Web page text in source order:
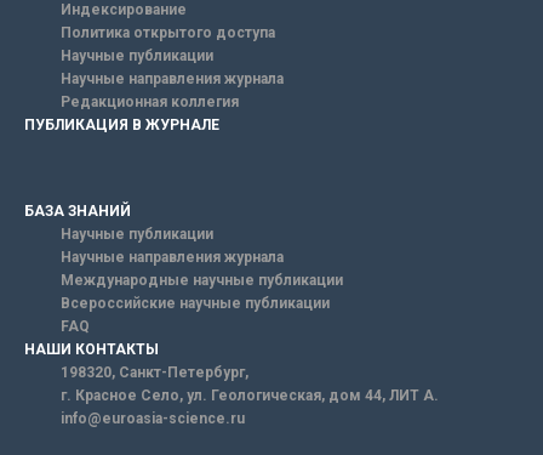
Индексирование
Политика открытого доступа
Научные публикации
Научные направления журнала
Редакционная коллегия
ПУБЛИКАЦИЯ В ЖУРНАЛЕ
БАЗА ЗНАНИЙ
Научные публикации
Научные направления журнала
Международные научные публикации
Всероссийские научные публикации
FAQ
НАШИ КОНТАКТЫ
198320, Санкт-Петербург,
г. Красное Село, ул. Геологическая, дом 44, ЛИТ А.
info@euroasia-science.ru